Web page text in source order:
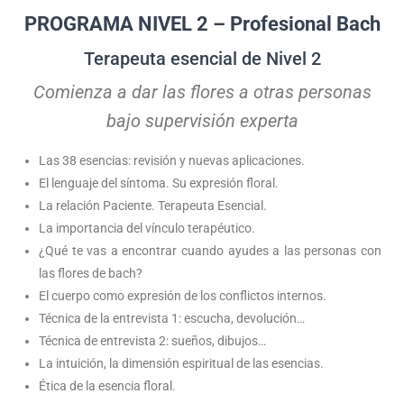
PROGRAMA NIVEL 2 – Profesional Bach
Terapeuta esencial de Nivel 2
Comienza a dar las flores a otras personas
bajo supervisión experta
Las 38 esencias: revisión y nuevas aplicaciones.
El lenguaje del síntoma. Su expresión floral.
La relación Paciente. Terapeuta Esencial.
La importancia del vínculo terapéutico.
¿Qué te vas a encontrar cuando ayudes a las personas con
las flores de bach?
El cuerpo como expresión de los conflictos internos.
Técnica de la entrevista 1: escucha, devolución…
Técnica de entrevista 2: sueños, dibujos…
La intuición, la dimensión espiritual de las esencias.
Ética de la esencia floral.